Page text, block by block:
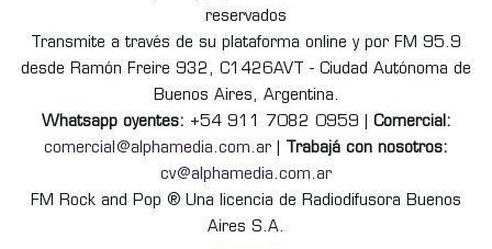
reservados
Transmite a través de su plataforma online y por FM 95.9
desde Ramón Freire 932, C1426AVT - Ciudad Autónoma de
Buenos Aires, Argentina.
Whatsapp oyentes: +54 911 7082 0959 | Comercial:
comercial@alphamedia.com.ar
Trabajá con nosotros:
cv@alphamedia.com.ar
FM Rock and Pop ® Una licencia de Radiodifusora Buenos
Aires S.A.